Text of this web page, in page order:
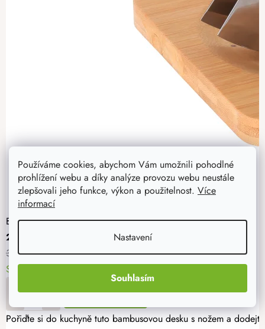
Používáme cookies, abychom Vám umožnili pohodlné
prohlížení webu a díky analýze provozu webu neustále
zlepšovali jeho funkce, výkon a použitelnost. Více
informací
Nastavení
Souhlasím
Bambusová deska s nožem na krájení bylinek
255 Kč
319 Kč
Skladem
DO KOŠÍKU
Pořiďte si do kuchyně tuto bambusovou desku s nožem a